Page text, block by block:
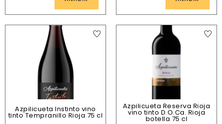
Azpilicueta Instinto vino
tinto Tempranillo Rioja 75 cl
Azpilicueta Reserva Rioja
vino tinto D.O.Ca. Rioja
botella 75 cl